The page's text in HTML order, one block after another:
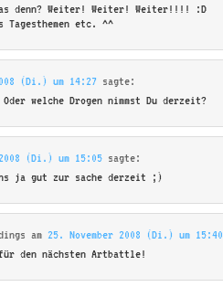
denn? Weiter! Weiter! Weiter!!!! :D
etc. ^^
(Di.) um 14:27 sagte:
welche Drogen nimmst Du derzeit?
(Di.) um 15:05 sagte:
ja gut zur sache derzeit ;)
am 25. November 2008 (Di.) um 15:40
den nächsten Artbattle!